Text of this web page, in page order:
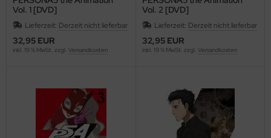
Vol. 1 [DVD]
Lieferzeit: Derzeit nicht lieferbar
32,95 EUR
inkl. 19 % MwSt. zzgl. Versandkosten
Vol. 2 [DVD]
Lieferzeit: Derzeit nicht lieferbar
32,95 EUR
inkl. 19 % MwSt. zzgl. Versandkosten